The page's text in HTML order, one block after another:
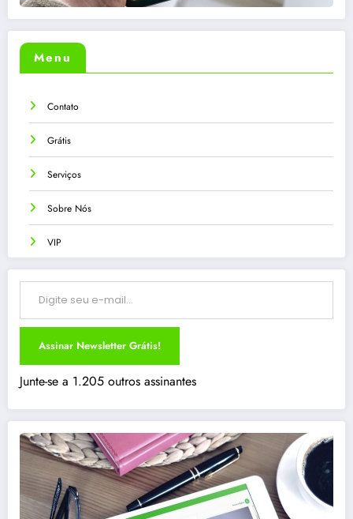
Menu
Contato
Grátis
Serviços
Sobre Nós
VIP
Digite seu e-mail…
Assinar Newsletter Grátis!
Junte-se a 1.205 outros assinantes